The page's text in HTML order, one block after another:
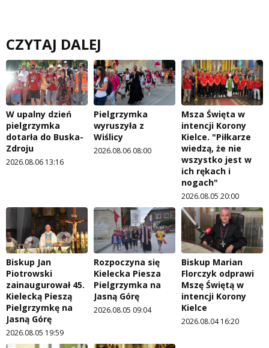
CZYTAJ DALEJ
W upalny dzień
pielgrzymka
dotarła do Buska-
Zdroju
2026.08.06 13:16
Pielgrzymka
wyruszyła z
Wiślicy
2026.08.06 08:00
Msza Święta w
intencji Korony
Kielce. "Piłkarze
wiedzą, że nie
wszystko jest w
ich rękach i
nogach"
2026.08.05 20:00
Biskup Jan
Piotrowski
zainaugurował 45.
Kielecką Pieszą
Pielgrzymkę na
Jasną Górę
2026.08.05 19:59
Rozpoczyna się
Kielecka Piesza
Pielgrzymka na
Jasną Górę
2026.08.05 09:04
Biskup Marian
Florczyk odprawi
Mszę Świętą w
intencji Korony
Kielce
2026.08.04 16:20